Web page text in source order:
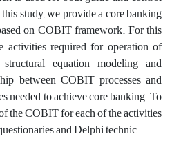
study, we provide a core banking
on COBIT framework. For this
activities required for operation of
equation modeling and
between COBIT processes and
needed to achieve core banking. To
the COBIT for each of the activities
and Delphi technic.